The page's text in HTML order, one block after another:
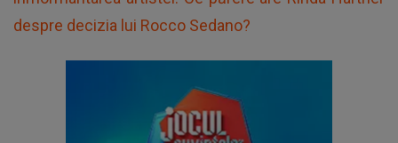
despre decizia lui Rocco Sedano?